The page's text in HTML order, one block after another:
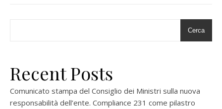
Cerca
Recent Posts
Comunicato stampa del Consiglio dei Ministri sulla nuova
responsabilità dell’ente. Compliance 231 come pilastro